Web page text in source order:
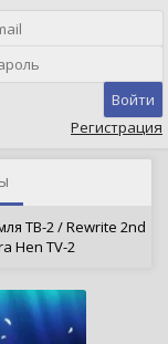
Войти
Регистрация
ТВ-2 / Rewrite 2nd
Hen TV-2